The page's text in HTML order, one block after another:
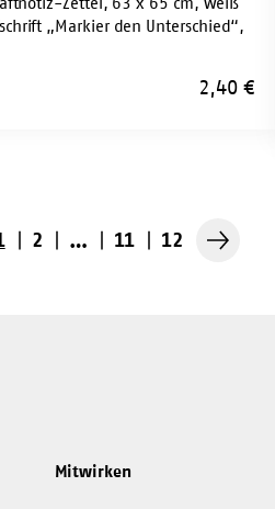
„Markier den Unterschied“,
2,40 €
2 … 11 12
Nächste
Mitwirken